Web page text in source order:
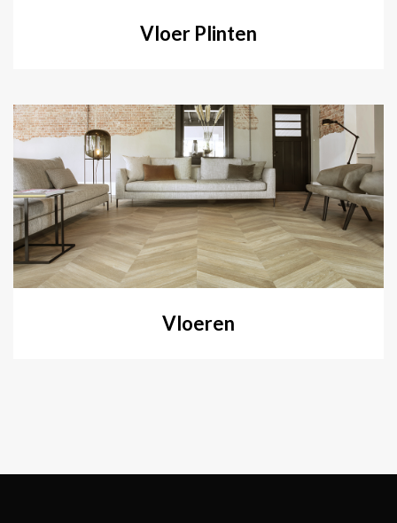
Vloer Plinten
Vloeren